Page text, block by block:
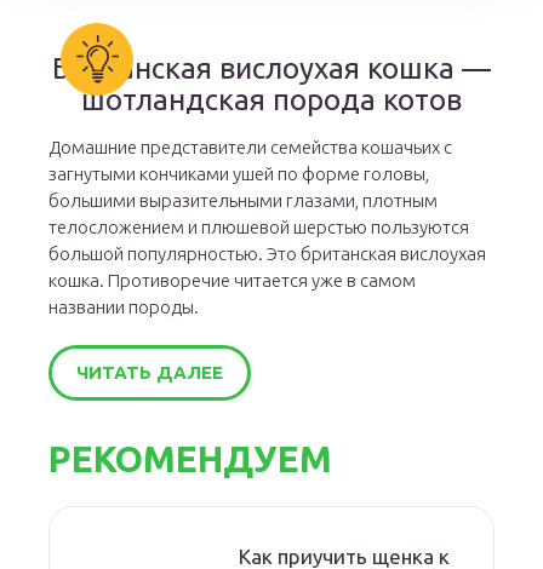
Британская вислоухая кошка —
шотландская порода котов
Домашние представители семейства кошачьих с
загнутыми кончиками ушей по форме головы,
большими выразительными глазами, плотным
телосложением и плюшевой шерстью пользуются
большой популярностью. Это британская вислоухая
кошка. Противоречие читается уже в самом
названии породы.
ЧИТАТЬ ДАЛЕЕ
РЕКОМЕНДУЕМ
Как приучить щенка к